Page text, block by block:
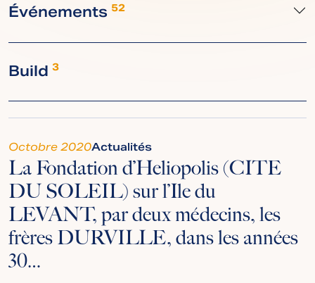
Événements 52
Build 3
Octobre 2020Actualités
La Fondation d’Heliopolis (CITE
DU SOLEIL) sur l’Ile du
LEVANT, par deux médecins, les
frères DURVILLE, dans les années
30…